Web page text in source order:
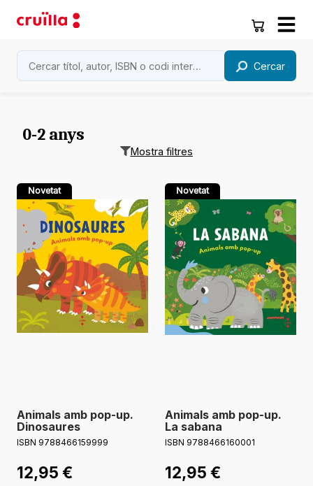
Cercar
0-2 anys
Mostra filtres
Novetat
Animals amb pop-up.
Dinosaures
ISBN 9788466159999
12,95 €
Novetat
Animals amb pop-up.
La sabana
ISBN 9788466160001
12,95 €